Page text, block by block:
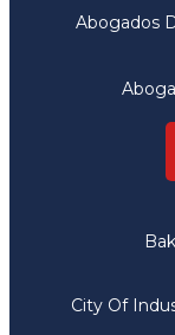
Abogados
City Of